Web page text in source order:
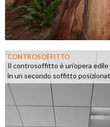
CONTROSOFFITTO
Il controsoffitto è un'opera
in un secondo soffitto